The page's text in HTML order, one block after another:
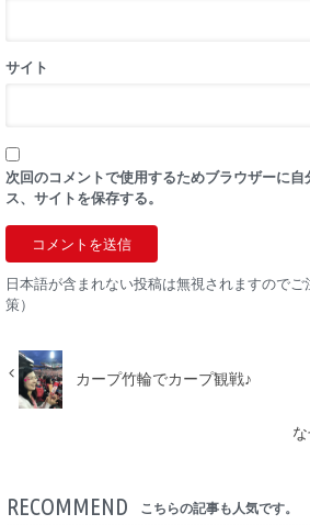
サイト
次回のコメントで使用するためブラウザーに
ス、サイトを保存する。
日本語が含まれない投稿は無視されますので
策）
カープ竹輪でカープ観戦♪
RECOMMEND こちらの記事も人気です。